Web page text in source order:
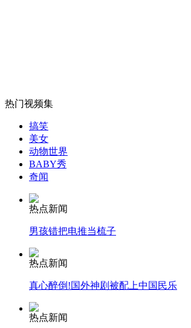
无痛分娩是否安全 医生回应
外交部：反对强权政治霸凌主义
外交部：有关国家言论片面不公正
安徽一实载49人客车翻车
热门视频集
搞笑
美女
动物世界
BABY秀
奇闻
热点新闻
男孩错把电推当梳子
热点新闻
真心醉倒!国外神剧被配上中国民乐
热点新闻